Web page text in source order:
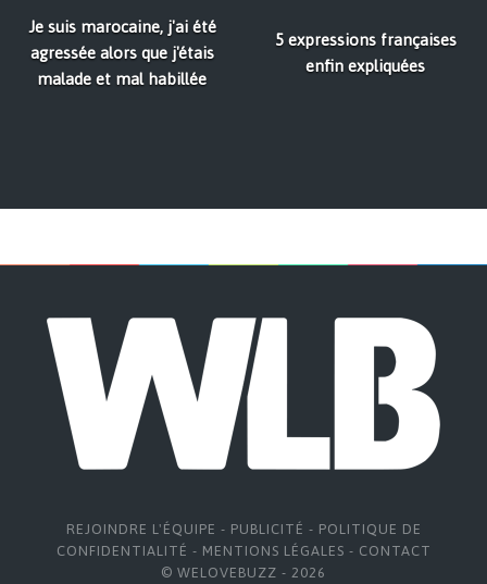
Je suis marocaine, j'ai été
agressée alors que j'étais
malade et mal habillée
5 expressions françaises
enfin expliquées
REJOINDRE L'ÉQUIPE - PUBLICITÉ - POLITIQUE DE
CONFIDENTIALITÉ - MENTIONS LÉGALES - CONTACT
© WELOVEBUZZ - 2026